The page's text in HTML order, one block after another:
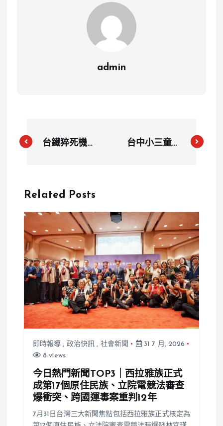
admin
台鐵猝死機車
為榮
台中小三童精
Related Posts
即時報導 , 政治快訊 , 社會新聞
31 7 月, 2026
8 views
今日熱門新聞TOP3｜西拉雅族正式
成第17個原住民族、立院電競法審查
爆衝突、跨國運毒案重判12年
7月31日台灣三大新聞焦點包括西拉雅族正式核定為